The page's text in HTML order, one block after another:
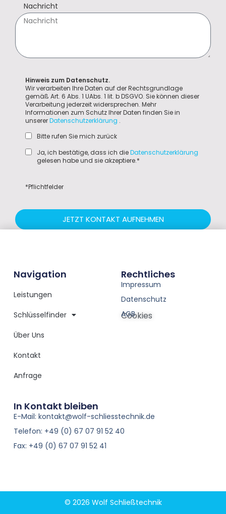
Nachricht
Hinweis zum Datenschutz.
Wir verarbeiten Ihre Daten auf der Rechtsgrundlage
gemäß Art. 6 Abs. 1 UAbs. 1 lit. b DSGVO. Sie können dieser
Verarbeitung jederzeit widersprechen. Mehr
Informationen zum Schutz Ihrer Daten finden Sie in
unsererDatenschutzerklärung .
Bitte rufen Sie mich zurück
Ja, ich bestätige, dass ich dieDatenschutzerklärung
gelesen habe und sie akzeptiere.*
*Pflichtfelder
JETZT KONTAKT AUFNEHMEN
In Kontakt bleiben
E-Mail: kontakt@wolf-schliesstechnik.de
Telefon: +49 (0) 67 07 91 52 40
Fax: +49 (0) 67 07 91 52 41
Navigation
Leistungen
Schlüsselfinder
Über Uns
Kontakt
Anfrage
Rechtliches
Impressum
Datenschutz
AGB
Cookies
© 2026 Wolf Schließtechnik